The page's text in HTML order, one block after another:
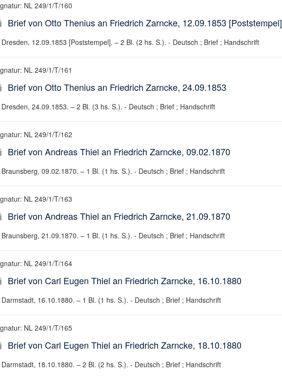
NL 249/1/T/160
Brief von Otto Thenius an Friedrich Zarncke, 12.09.1853 [Poststempel]
Dresden, 12.09.1853 [Poststempel]. – 2 Bl. (2 hs. S.). - Deutsch ; Brief ; Handschrift
NL 249/1/T/161
Brief von Otto Thenius an Friedrich Zarncke, 24.09.1853
Dresden, 24.09.1853. – 2 Bl. (3 hs. S.). - Deutsch ; Brief ; Handschrift
NL 249/1/T/162
Brief von Andreas Thiel an Friedrich Zarncke, 09.02.1870
Braunsberg, 09.02.1870. – 1 Bl. (1 hs. S.). - Deutsch ; Brief ; Handschrift
NL 249/1/T/163
Brief von Andreas Thiel an Friedrich Zarncke, 21.09.1870
Braunsberg, 21.09.1870. – 1 Bl. (1 hs. S.). - Deutsch ; Brief ; Handschrift
NL 249/1/T/164
Brief von Carl Eugen Thiel an Friedrich Zarncke, 16.10.1880
Darmstadt, 16.10.1880. – 1 Bl. (1 hs. S.). - Deutsch ; Brief ; Handschrift
NL 249/1/T/165
Brief von Carl Eugen Thiel an Friedrich Zarncke, 18.10.1880
Darmstadt, 18.10.1880. – 2 Bl. (2 hs. S.). - Deutsch ; Brief ; Handschrift